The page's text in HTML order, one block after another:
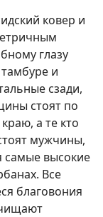
ковер и
глазу
и
сзади,
стоят по
а те кто
мужчины,
высокие
Все
благовония